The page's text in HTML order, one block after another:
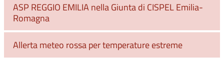
ASP REGGIO EMILIA nella Giunta di CISPEL Emilia-
Romagna
Allerta meteo rossa per temperature estreme